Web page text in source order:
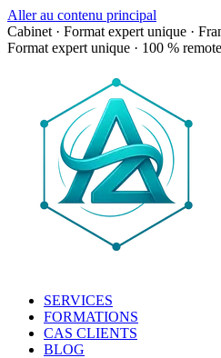
Aller au contenu principal
Cabinet · Format expert unique ·
Format expert unique · 100 %
SERVICES
FORMATIONS
CAS CLIENTS
BLOG